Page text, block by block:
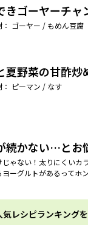
きゴーヤーチャ
： ゴーヤー / もめん豆腐
夏野菜の甘酢炒
： ピーマン / なす
続かない…とお
じゃない！太りにくいカ
ヨーグルトがあるってホ
レシピランキング